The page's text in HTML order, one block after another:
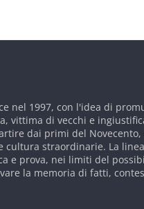
nel 1997, con l'idea di
vittima di vecchi e
dai primi del
cultura straordinarie. La
e prova, nei limiti del
la memoria di fatti,